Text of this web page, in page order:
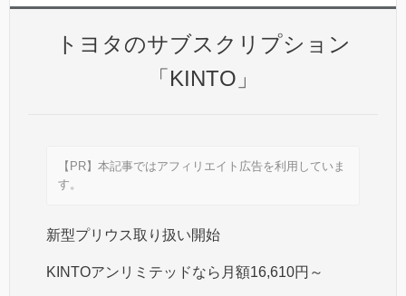
トヨタのサブスクリプション
「KINTO」
【PR】本記事ではアフィリエイト広告を利用していま
す。
新型プリウス取り扱い開始
KINTOアンリミテッドなら月額16,610円～